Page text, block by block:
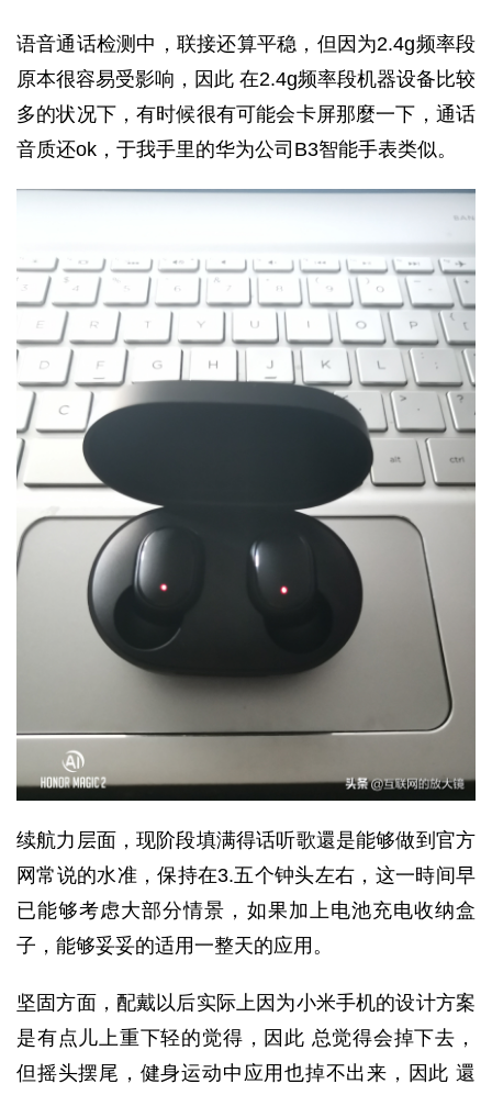
语音通话检测中，联接还算平稳，但因为2.4g频率段
原本很容易受影响，因此 在2.4g频率段机器设备比较
多的状况下，有时候很有可能会卡屏那麼一下，通话
音质还ok，于我手里的华为公司B3智能手表类似。
续航力层面，现阶段填满得话听歌還是能够做到官方
网常说的水准，保持在3.五个钟头左右，这一時间早
已能够考虑大部分情景，如果加上电池充电收纳盒
子，能够妥妥的适用一整天的应用。
坚固方面，配戴以后实际上因为小米手机的设计方案
是有点儿上重下轻的觉得，因此 总觉得会掉下去，
但摇头摆尾，健身运动中应用也掉不出来，因此 還